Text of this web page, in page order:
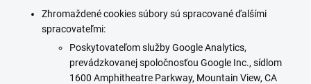
Zhromaždené cookies súbory sú spracované ďalšími
spracovateľmi:
Poskytovateľom služby Google Analytics,
prevádzkovanej spoločnosťou Google Inc., sídlom
1600 Amphitheatre Parkway, Mountain View, CA